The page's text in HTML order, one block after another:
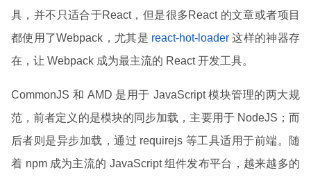
具，并不只适合于React，但是很多React 的文章或者项目
都使用了Webpack，尤其是 react-hot-loader这样的神器存
在，让 Webpack 成为最主流的 React 开发工具。
CommonJS 和 AMD 是用于 JavaScript 模块管理的两大规
范，前者定义的是模块的同步加载，主要用于 NodeJS；而
后者则是异步加载，通过 requirejs 等工具适用于前端。随
着 npm 成为主流的 JavaScript 组件发布平台，越来越多的